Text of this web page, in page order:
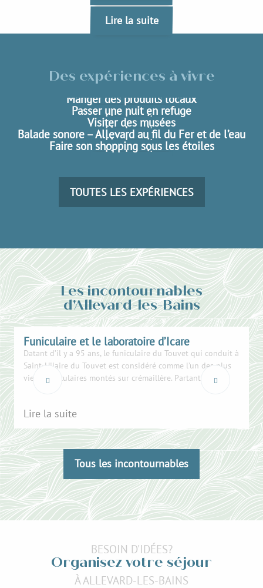
Lire la suite
Des expériences à vivre
Se lancer sur des parcours d’orientation
Lire la suite
Manger des produits locaux
Lire la suite
Passer une nuit en refuge
Lire la suite
Visiter des musées
Lire la suite
Balade sonore – Allevard au fil du Fer et de l’eau
Faire son shopping sous les étoiles
Lire la suite
TOUTES LES EXPÉRIENCES
Les incontournables
d'Allevard-les-Bains
Funiculaire et le laboratoire d’Icare
Datant d’il y a 95 ans, le funiculaire du Touvet qui conduit à
Saint-Hilaire du Touvet est considéré comme l’un des plus
vieux funiculaires montés sur crémaillère. Partant de...
Lire la suite
Tous les incontournables
BESOIN D'IDÉES?
Organisez votre séjour
À ALLEVARD-LES-BAINS